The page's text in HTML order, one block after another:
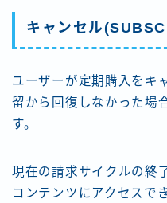
キャンセル
ユーザーが定期購入をキ
留から回復しなかった場
す。
現在の請求サイクルの終
コンテンツにアクセスで